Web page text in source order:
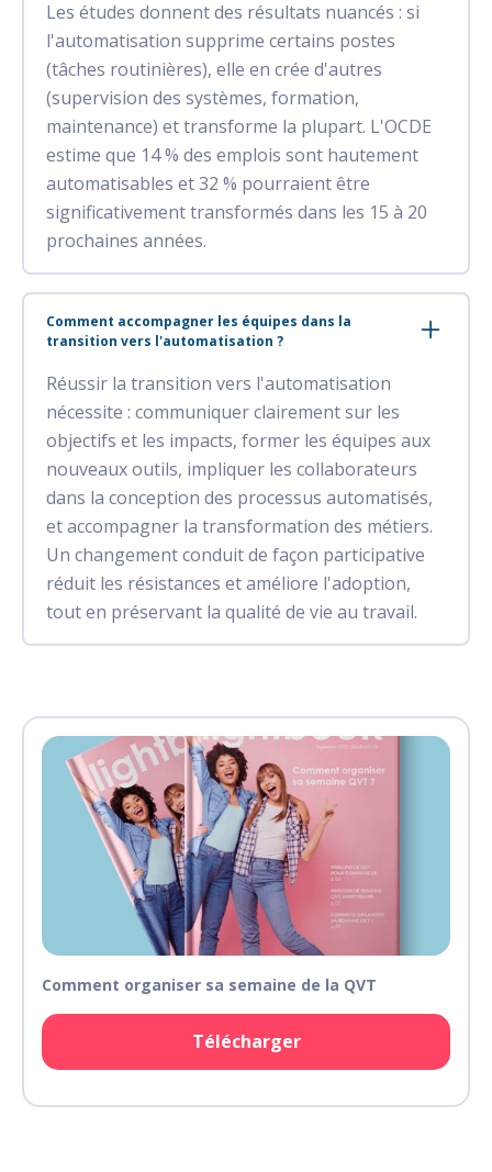
Les études donnent des résultats nuancés : si
l'automatisation supprime certains postes
(tâches routinières), elle en crée d'autres
(supervision des systèmes, formation,
maintenance) et transforme la plupart. L'OCDE
estime que 14 % des emplois sont hautement
automatisables et 32 % pourraient être
significativement transformés dans les 15 à 20
prochaines années.
Comment accompagner les équipes dans la
transition vers l'automatisation ?
Réussir la transition vers l'automatisation
nécessite : communiquer clairement sur les
objectifs et les impacts, former les équipes aux
nouveaux outils, impliquer les collaborateurs
dans la conception des processus automatisés,
et accompagner la transformation des métiers.
Un changement conduit de façon participative
réduit les résistances et améliore l'adoption,
tout en préservant la qualité de vie au travail.
Comment organiser sa semaine de la QVT
Télécharger